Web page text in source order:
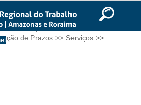
Ir para o rodapé
>> Serviços >>
de Prazos >> Serviços >>